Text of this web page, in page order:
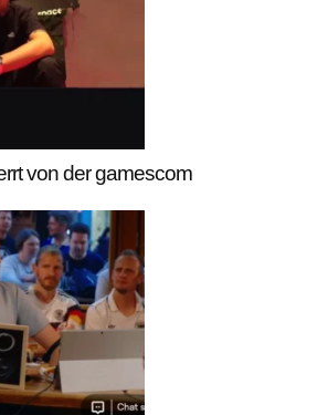
von der gamescom